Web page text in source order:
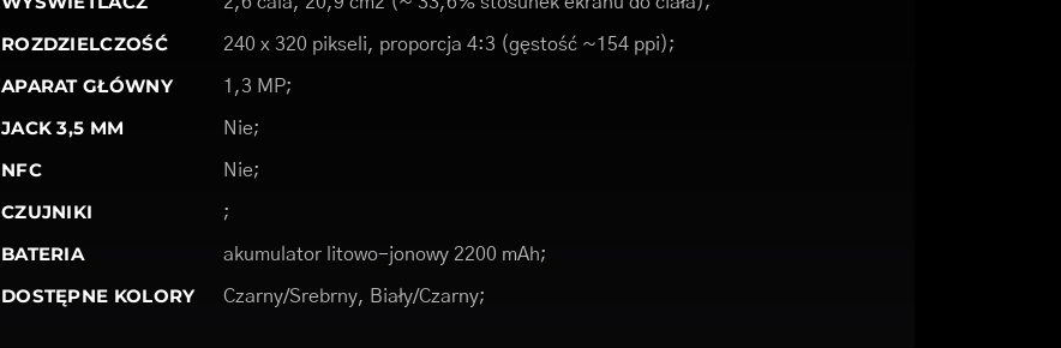
ROZDZIELCZOŚĆ 240 x 320 pikseli, proporcja 4:3 (gęstość ~154 ppi);
APARAT GŁÓWNY 1,3 MP;
JACK 3,5 MM Nie;
NFC Nie;
CZUJNIKI ;
BATERIA akumulator litowo-jonowy 2200 mAh;
DOSTĘPNE KOLORY Czarny/Srebrny, Biały/Czarny;